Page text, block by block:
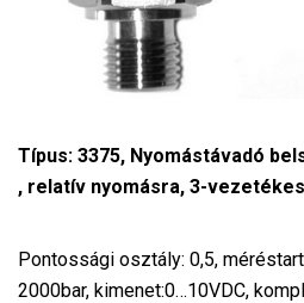
Típus: 3375, Nyomástávadó
, relatív nyomásra, 3-vezetékes
Pontossági osztály: 0,5,
2000bar, kimenet:0…10VDC,